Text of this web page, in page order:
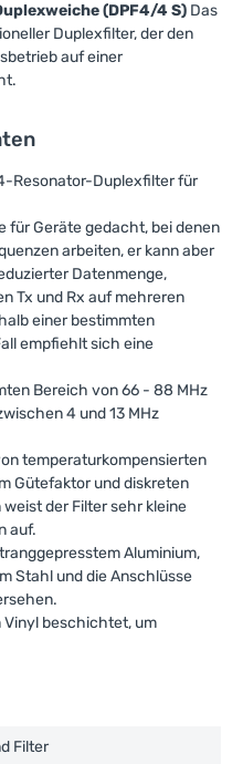
(DPF4/4 S) Das
Duplexfilter, der den
auf einer
Resonator-Duplexfilter für
für Geräte gedacht, bei denen
arbeiten, er kann aber
Datenmenge,
Tx und Rx auf mehreren
einer bestimmten
empfiehlt sich eine
Bereich von 66 - 88 MHz
4 und 13 MHz
temperaturkompensierten
Gütefaktor und diskreten
der Filter sehr kleine
auf.
Aluminium,
Stahl und die Anschlüsse
Vinyl beschichtet, um
Filter